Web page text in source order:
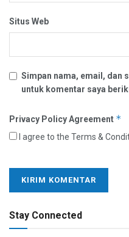
Situs Web
Simpan nama, email, dan
untuk komentar saya
Privacy Policy Agreement *
I agree to the Terms &
Stay Connected